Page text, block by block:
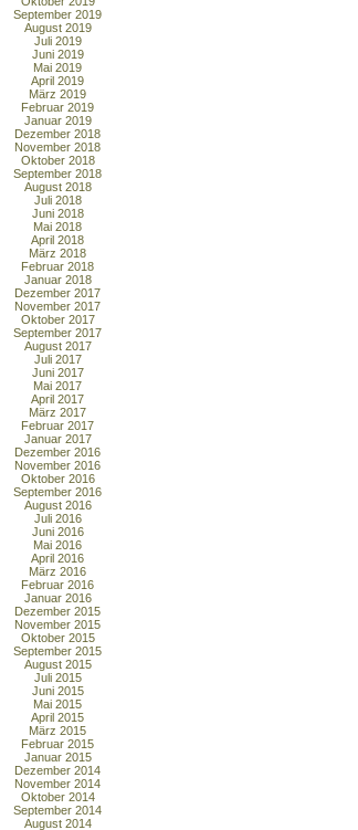
September 2019
August 2019
Juli 2019
Juni 2019
Mai 2019
April 2019
März 2019
Februar 2019
Januar 2019
Dezember 2018
November 2018
Oktober 2018
September 2018
August 2018
Juli 2018
Juni 2018
Mai 2018
April 2018
März 2018
Februar 2018
Januar 2018
Dezember 2017
November 2017
Oktober 2017
September 2017
August 2017
Juli 2017
Juni 2017
Mai 2017
April 2017
März 2017
Februar 2017
Januar 2017
Dezember 2016
November 2016
Oktober 2016
September 2016
August 2016
Juli 2016
Juni 2016
Mai 2016
April 2016
März 2016
Februar 2016
Januar 2016
Dezember 2015
November 2015
Oktober 2015
September 2015
August 2015
Juli 2015
Juni 2015
Mai 2015
April 2015
März 2015
Februar 2015
Januar 2015
Dezember 2014
November 2014
Oktober 2014
September 2014
August 2014